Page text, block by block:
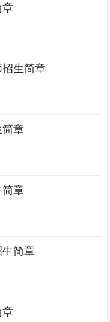
章
生简章
简章
简章
简章
章